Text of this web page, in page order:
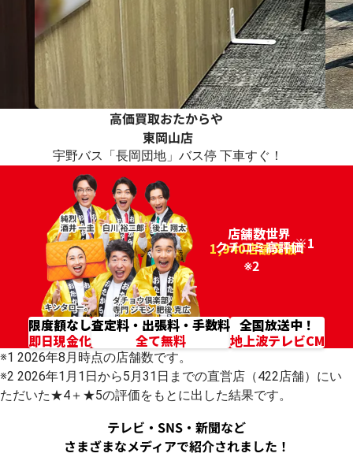
高価買取おたからや
東岡山店
宇野バス「長岡団地」バス停 下車すぐ！
店舗数世界
1,940店舗突破！
※1
クチコミ高評価
96.2%
※2
限度額なし
即日現金化
査定料・出張料・手数料
全て無料
全国放送中！
地上波テレビCM
※1 2026年8月時点の店舗数です。
※2 2026年1月1日から5月31日までの直営店（422店舗）にい
ただいた★4＋★5の評価をもとに出した結果です。
テレビ・SNS・新聞など
さまざまなメディアで紹介されました！